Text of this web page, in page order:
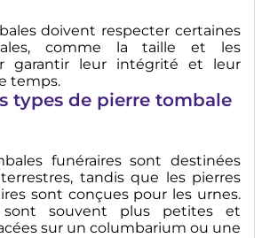
doivent respecter certaines
comme la taille et les
garantir leur intégrité et leur
temps.
types de pierre tombale
funéraires sont destinées
tandis que les pierres
sont conçues pour les urnes.
sont souvent plus petites et
sur un columbarium ou une